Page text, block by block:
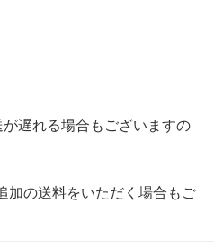
遅れる場合もございますの
加の送料をいただく場合もご